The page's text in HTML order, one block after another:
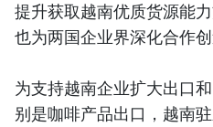
提升获取越南优质货源能
也为两国企业界深化合作创
为支持越南企业扩大出口
别是咖啡产品出口，越南